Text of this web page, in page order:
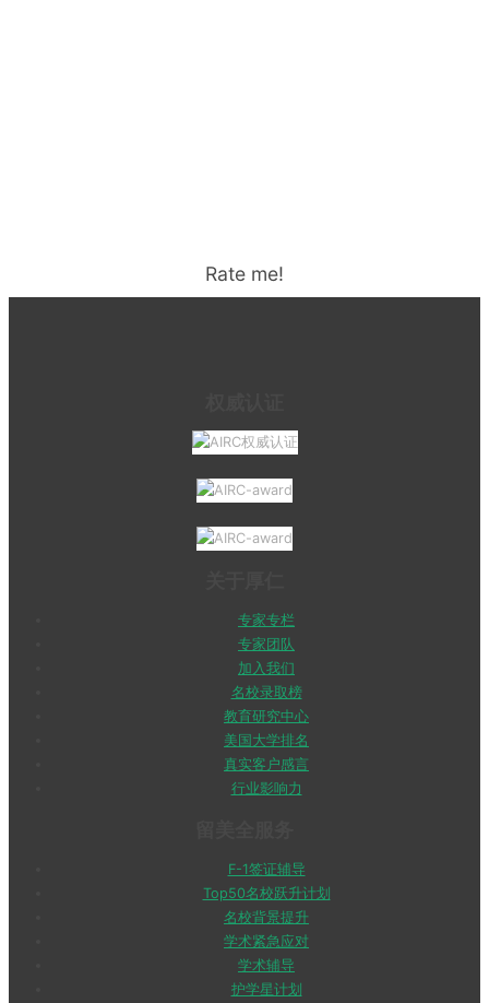
Rate me!
专家专栏
专家团队
加入我们
名校录取榜
教育研究中心
美国大学排名
真实客户感言
行业影响力
F-1签证辅导
Top50名校跃升计划
名校背景提升
学术紧急应对
学术辅导
护学星计划